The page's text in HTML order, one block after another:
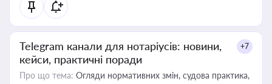
Telegram канали для нотаріусів: новини,
кейси, практичні поради
+7
Про що тема: Огляди нормативних змін, судова практика,